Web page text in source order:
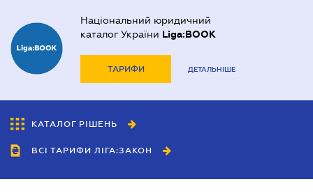
Національний юридичний
каталог України Liga:BOOK
ТАРИФИ ДЕТАЛЬНІШЕ
КАТАЛОГ РІШЕНЬ
ВСІ ТАРИФИ ЛІГА:ЗАКОН